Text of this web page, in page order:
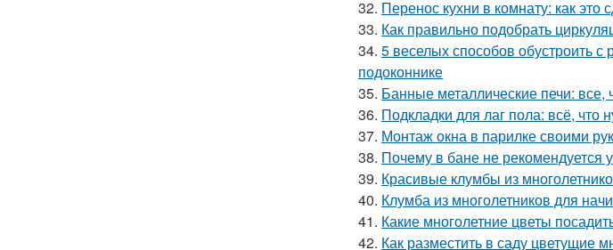
32. Перенос кухни в комнату: как это
33. Как правильно подобрать
34. 5 веселых способов обустроить
подоконнике
35. Банные металлические печи: все,
36. Подкладки для лаг пола: всё, что
37. Монтаж окна в парилке своими
38. Почему в бане не рекомендуется
39. Красивые клумбы из
40. Клумба из многолетников для
41. Какие многолетние цветы
42. Как разместить в саду цветущие